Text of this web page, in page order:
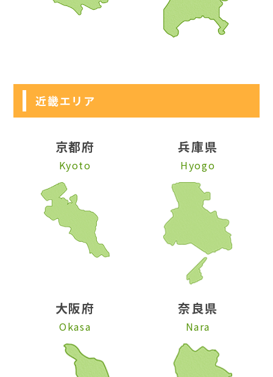
近畿エリア
京都府
Kyoto
兵庫県
Hyogo
大阪府
Okasa
奈良県
Nara